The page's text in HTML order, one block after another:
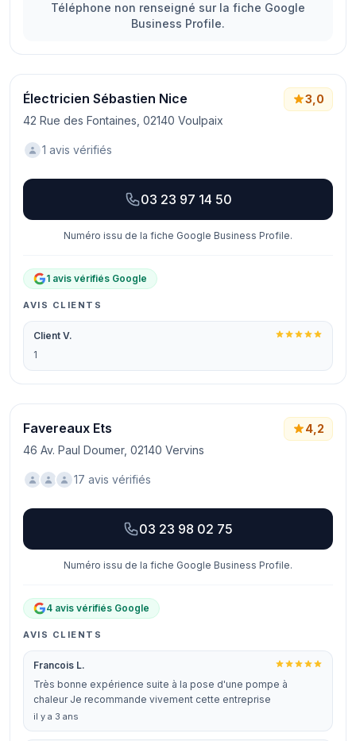
Téléphone non renseigné sur la fiche Google
Business Profile.
Électricien Sébastien Nice
42 Rue des Fontaines, 02140 Voulpaix
3,0
1 avis vérifiés
03 23 97 14 50
Numéro issu de la fiche Google Business Profile.
1 avis vérifiés Google
AVIS CLIENTS
Client V.
1
Favereaux Ets
46 Av. Paul Doumer, 02140 Vervins
4,2
17 avis vérifiés
03 23 98 02 75
Numéro issu de la fiche Google Business Profile.
4 avis vérifiés Google
AVIS CLIENTS
Francois L.
Très bonne expérience suite à la pose d'une pompe à
chaleur Je recommande vivement cette entreprise
il y a 3 ans